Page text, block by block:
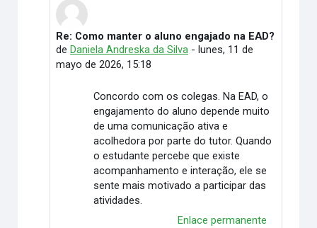
En respuesta a Karine Silva
Re: Como manter o aluno engajado na EAD?
de Daniela Andreska da Silva - lunes, 11 de
mayo de 2026, 15:18
Concordo com os colegas. Na EAD, o
engajamento do aluno depende muito
de uma comunicação ativa e
acolhedora por parte do tutor. Quando
o estudante percebe que existe
acompanhamento e interação, ele se
sente mais motivado a participar das
atividades.
Enlace permanente